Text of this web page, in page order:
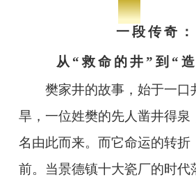
-01-
一段传奇：
从“救命的井”到“
樊家井的故事，始于一口
旱，一位姓樊的先人凿井得泉
名由此而来。而它命运的转折
前。当景德镇十大瓷厂的时代